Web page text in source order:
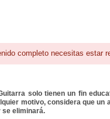
completo necesitas estar
solo tienen un fin
motivo, considera que un
se eliminará.